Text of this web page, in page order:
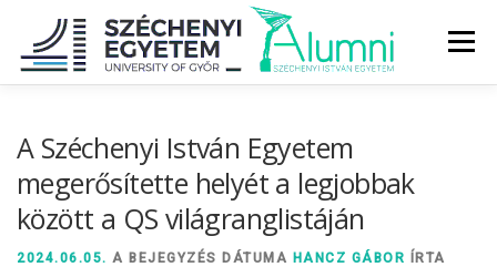
tartalomhoz
Menü
DIPLOMAÁTADÓ DIPLOMÁN TÚL
A Széchenyi István Egyetem
megerősítette helyét a legjobbak
között a QS világranglistáján
2024.06.05. A BEJEGYZÉS DÁTUMA HANCZ GÁBOR ÍRTA